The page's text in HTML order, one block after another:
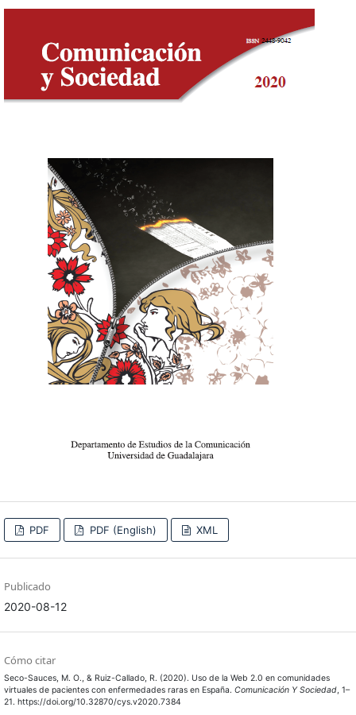
PDF PDF (English) XML
Publicado
2020-08-12
Cómo citar
Seco-Sauces, M. O., & Ruiz-Callado, R. (2020). Uso de la Web 2.0 en comunidades
virtuales de pacientes con enfermedades raras en España. Comunicación Y Sociedad, 1–
21. https://doi.org/10.32870/cys.v2020.7384